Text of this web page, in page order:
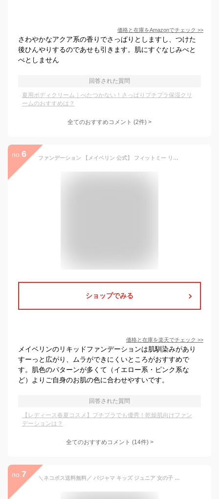
価格と在庫をAmazonでチェック >>
さわやかなアクア系の香りでさっぱりとしますし、つけた
後ひんやりするのであせも引きます。肌にすぐなじみべと
べとしません
回答された質問
夏用ボディクリーム｜べたつかない！さっぱりプチプラ保湿クリ
ームのおすすめは？
全てのおすすめコメント (2件) >
no. 6 ファンデーション 【メイベリン 公式】 フィットミー リキッド ファンデーション R マット さらさら SPF22 素肌感 崩れにくい 30ml 誕生日プレゼント プレゼント コスメ プチプラコスメ maybelline 送料無料
ショップでみる
価格と在庫を楽天でチェック >>
メイベリンのリキッドファンデーションは肌馴染みがあり
すーっと広がり、ムラができにくいところがおすすめで
す。肌色のパターンが多くて（イエロー系・ピンク系な
ど）よりご自身のお肌の色に合わせやすいです。
回答された質問
【レディース春夏コスメ】プチプラでも優秀！乾燥肌向けファン
デーションは？
全てのおすすめコメント (14件) >
no. 7 ＼ネコポス送料無料／ パジャマ キッズ ジュニア 女の子 半袖 140 150 160 サイズ 夏 前開き クレープ素材 総柄 ねこ ハーフパンツ かわいい 子供 小学生 中学生 ルームウェア 723851-jr